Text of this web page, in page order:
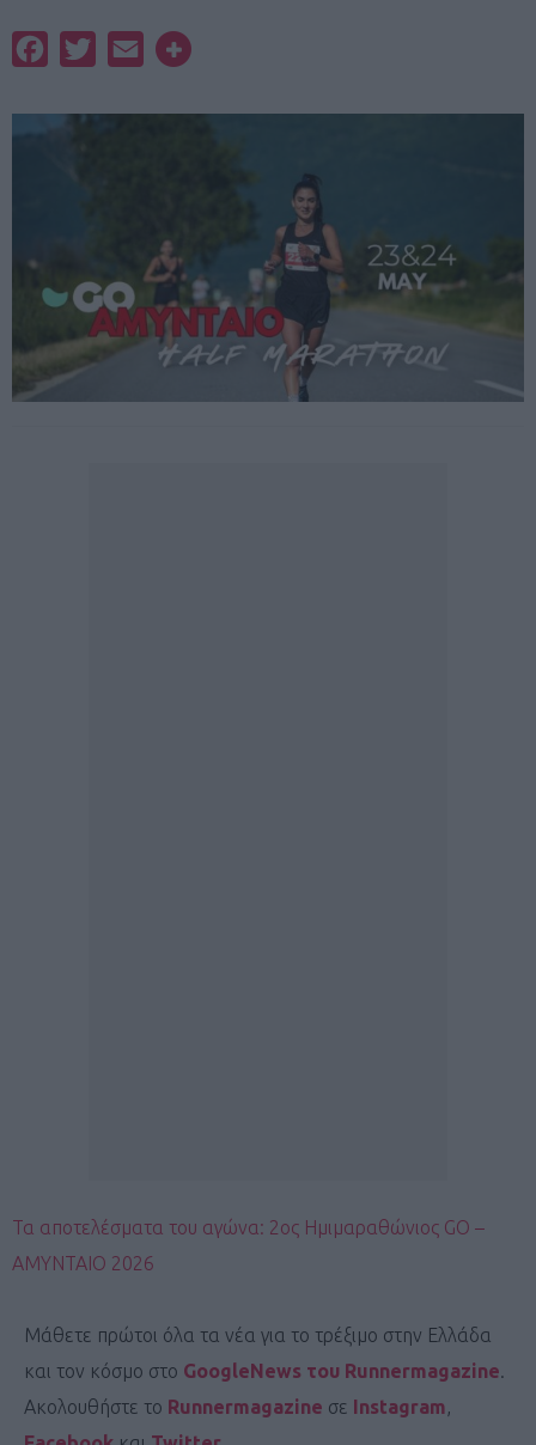
FacebookTwitterEmail
Τα αποτελέσματα του αγώνα: 2ος Ημιμαραθώνιος GO –
AMYNTAIO 2026
Μάθετε πρώτοι όλα τα νέα για το τρέξιμο στην Ελλάδα
και τον κόσμο στο GoogleNews του Runnermagazine.
Ακολουθήστε το Runnermagazine σε Instagram,